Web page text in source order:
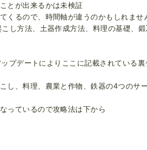
とが出来るかは未検証
くるので、時間軸が違うのかもしれませ
こし方法、土器作成方法、料理の基礎、
プデートによりここに記載されている裏
し、料理、農業と作物、鉄器の4つのサ
っているので攻略法は下から